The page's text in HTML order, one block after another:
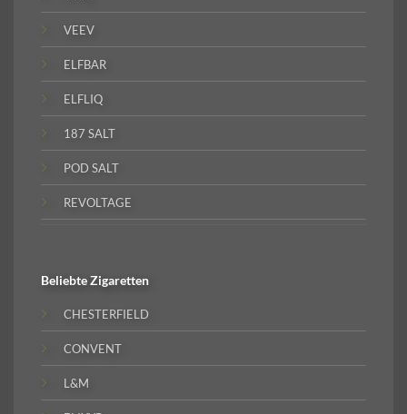
VEEV
ELFBAR
ELFLIQ
187 SALT
POD SALT
REVOLTAGE
BeliebteZigaretten
CHESTERFIELD
CONVENT
L&M